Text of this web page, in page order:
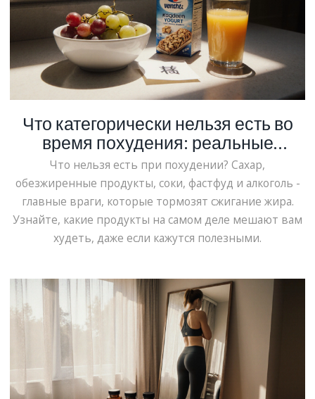
Что категорически нельзя есть во
время похудения: реальные
продукты, которые тормозят
результат
Что нельзя есть при похудении? Сахар,
обезжиренные продукты, соки, фастфуд и алкоголь -
главные враги, которые тормозят сжигание жира.
Узнайте, какие продукты на самом деле мешают вам
худеть, даже если кажутся полезными.